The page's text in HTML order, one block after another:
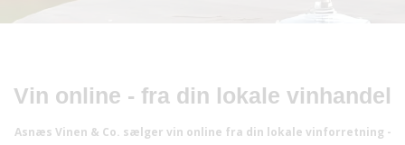
Vin online - fra din lokale vinhandel
Asnæs Vinen & Co. sælger vin online fra din lokale vinforretning -